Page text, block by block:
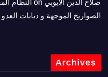
صلاح الدين الأيوبي
النظام
الصواريخ الموجهة و دبابات العدو
Archives